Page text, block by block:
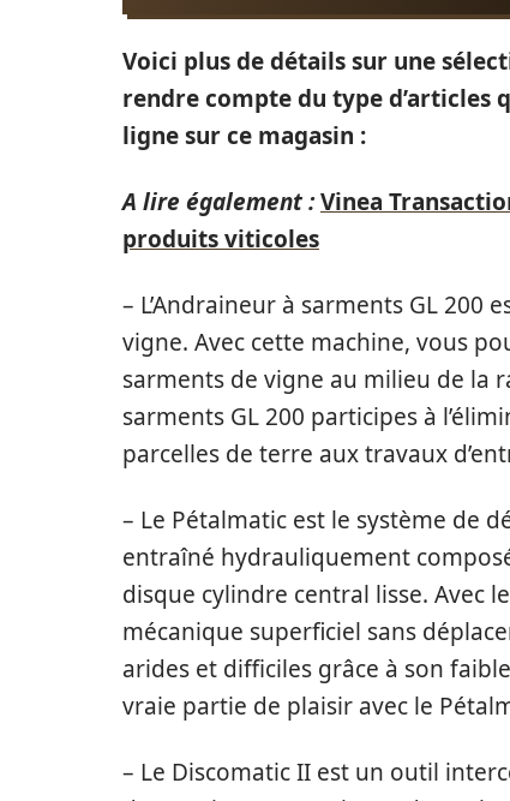
Voici plus de détails sur une
rendre compte du type d’articles
ligne sur ce magasin :
A lire également :Vinea
produits viticoles
– L’Andraineur à sarments GL
vigne. Avec cette machine, vous
sarments de vigne au milieu de la
sarments GL 200 participes à
parcelles de terre aux travaux
– Le Pétalmatic est le système de
entraîné hydrauliquement
disque cylindre central lisse. Avec
mécanique superficiel sans
arides et difficiles grâce à son
vraie partie de plaisir avec le
– Le Discomatic II est un outil